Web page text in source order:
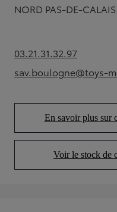
NORD PAS-DE-CALAIS
03.21.31.32.97
(Opens in new
sav.boulogne@toys-
(Opens
En savoir plus sur
Voir le stock de